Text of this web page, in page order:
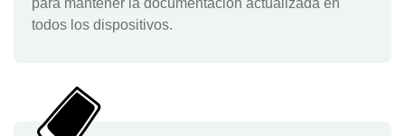
para mantener la documentación actualizada en
todos los dispositivos.